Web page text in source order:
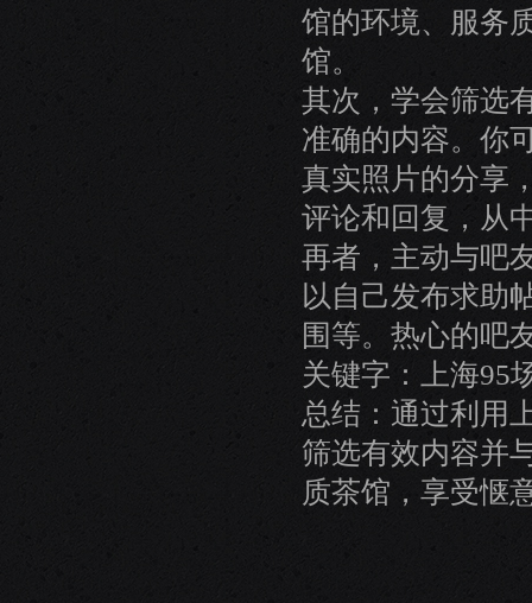
馆的环境、服务
馆。
其次，学会筛选
准确的内容。你
真实照片的分享
评论和回复，从
再者，主动与吧
以自己发布求助
围等。热心的吧
关键字：上海95
总结：通过利用
筛选有效内容并
质茶馆，享受惬